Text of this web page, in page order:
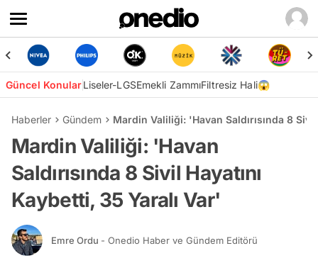
Güncel KonularLiseler-LGSEmekli ZammıFiltresiz Hali😱
Haberler Gündem Mardin Valiliği: 'Havan Saldırısında 8
Mardin Valiliği: 'Havan
Saldırısında 8 Sivil Hayatını
Kaybetti, 35 Yaralı Var'
Emre Ordu - Onedio Haber ve Gündem Editörü